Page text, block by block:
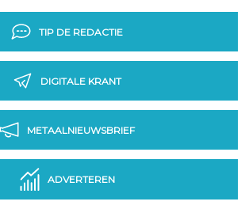
TIP DE REDACTIE
DIGITALE KRANT
METAALNIEUWSBRIEF
ADVERTEREN